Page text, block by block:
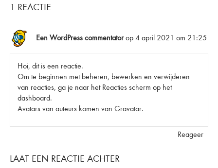
1 REACTIE
Een WordPress commentator op 4 april 2021 om 21:25
Hoi, dit is een reactie.
Om te beginnen met beheren, bewerken en verwijderen
van reacties, ga je naar het Reacties scherm op het
dashboard.
Avatars van auteurs komen van Gravatar.
Reageer
LAAT EEN REACTIE ACHTER